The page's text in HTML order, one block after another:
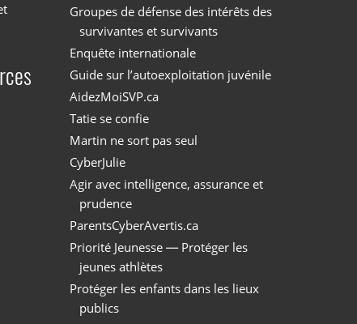
Groupes de défense des intérêts des
survivantes et survivants
Enquête internationale
Guide sur l’autoexploitation juvénile
AidezMoiSVP.ca
Tatie se confie
Martin ne sort pas seul
CyberJulie
Agir avec intelligence, assurance et
prudence
ParentsCyberAvertis.ca
Priorité Jeunesse — Protéger les
jeunes athlètes
Protéger les enfants dans les lieux
publics